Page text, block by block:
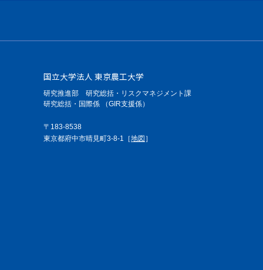
国立大学法人 東京農工大学
研究推進部 研究総括・リスクマネジメント課
研究総括・国際係 （GIR支援係）
〒183-8538
東京都府中市晴見町3-8-1［地図 ］